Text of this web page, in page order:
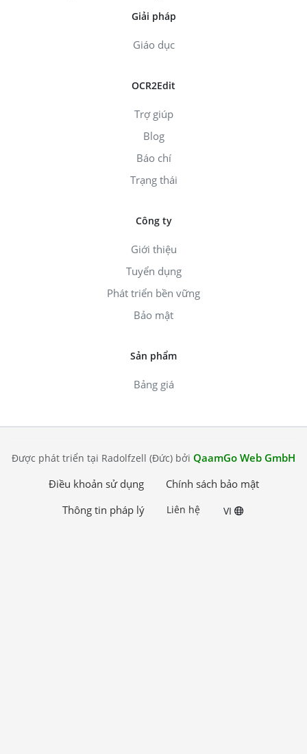
Giải pháp
Giáo dục
OCR2Edit
Trợ giúp
Blog
Báo chí
Trạng thái
Công ty
Giới thiệu
Tuyển dụng
Phát triển bền vững
Bảo mật
Sản phẩm
Bảng giá
Được phát triển tại Radolfzell (Đức) bởi QaamGo Web GmbH
Điều khoản sử dụng
Chính sách bảo mật
Thông tin pháp lý
Liên hệ VI